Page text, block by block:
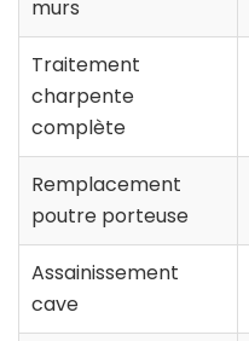
murs
Traitement
charpente
complète
Remplacement
poutre porteuse
Assainissement
cave